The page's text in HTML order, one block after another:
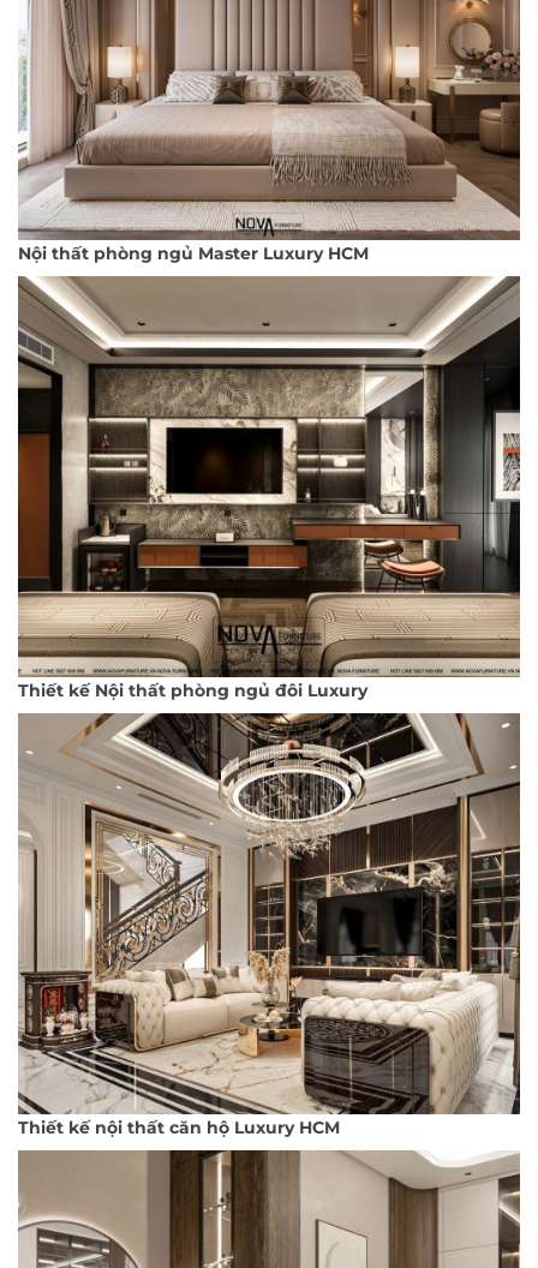
Nội thất phòng ngủ Master Luxury HCM
Thiết kế Nội thất phòng ngủ đôi Luxury
Thiết kế nội thất căn hộ Luxury HCM